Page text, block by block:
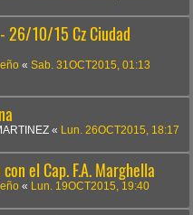
26/10/15 Cz Ciudad
« Sab. 31OCT2015, 01:13
« Lun. 26OCT2015, 18:17
el Cap. F.A. Marghella
« Lun. 19OCT2015, 19:40